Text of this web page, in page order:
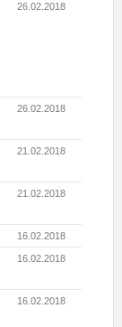
26.02.2018
26.02.2018
21.02.2018
21.02.2018
16.02.2018
16.02.2018
16.02.2018